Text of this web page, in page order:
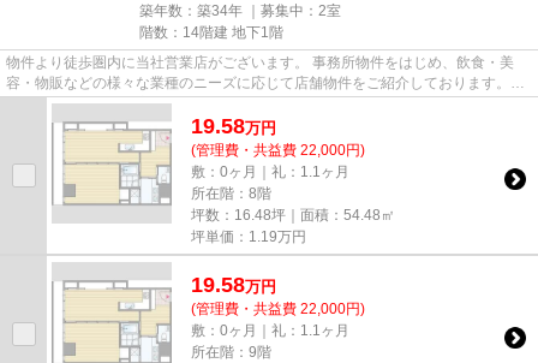
築年数：築34年 ｜募集中： 2室
階数：14階建 地下1階
物件より徒歩圏内に当社営業店がございます。 事務所物件をはじめ、飲食・美
容・物販などの様々な業種のニーズに応じて店舗物件をご紹介しております。
尚、弊社ではおとり広告は一切...
19.58万円
(管理費・共益費 22,000円)
敷：0ヶ月｜礼：1.1ヶ月
所在階：8階
坪数：16.48坪｜面積：54.48㎡
坪単価： 1.19万円
19.58万円
(管理費・共益費 22,000円)
敷：0ヶ月｜礼：1.1ヶ月
所在階：9階